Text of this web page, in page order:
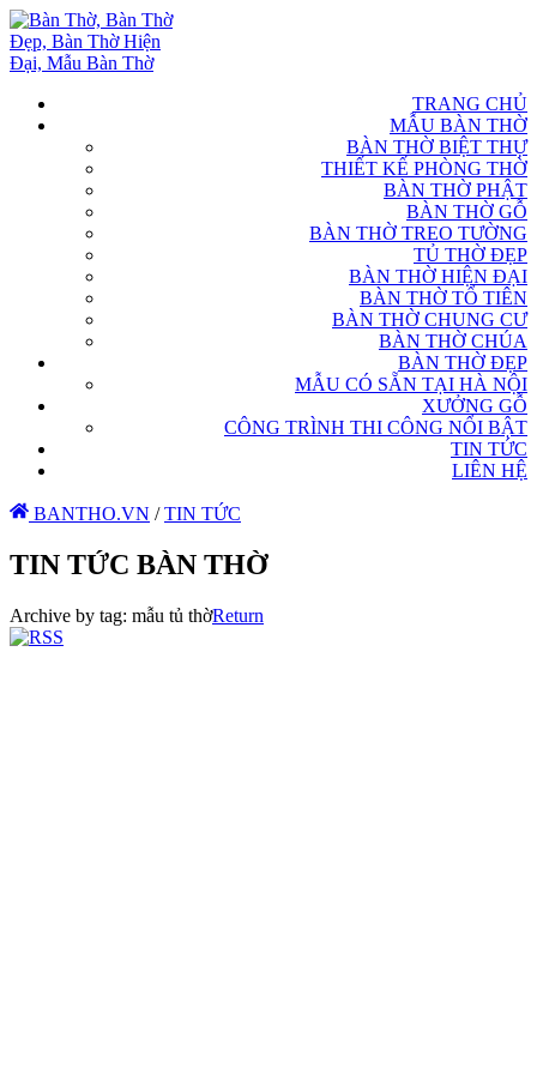
TRANG CHỦ
MẪU BÀN THỜ
BÀN THỜ BIỆT THỰ
THIẾT KẾ PHÒNG THỜ
BÀN THỜ PHẬT
BÀN THỜ GỖ
BÀN THỜ TREO TƯỜNG
TỦ THỜ ĐẸP
BÀN THỜ HIỆN ĐẠI
BÀN THỜ TỔ TIÊN
BÀN THỜ CHUNG CƯ
BÀN THỜ CHÚA
BÀN THỜ ĐẸP
MẪU CÓ SẴN TẠI HÀ NỘI
XƯỞNG GỖ
CÔNG TRÌNH THI CÔNG NỔI BẬT
TIN TỨC
LIÊN HỆ
BANTHO.VN / TIN TỨC
TIN TỨC BÀN THỜ
Archive by tag: mẫu tủ thờReturn